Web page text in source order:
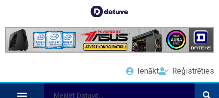
Ienākt Reģistrēties